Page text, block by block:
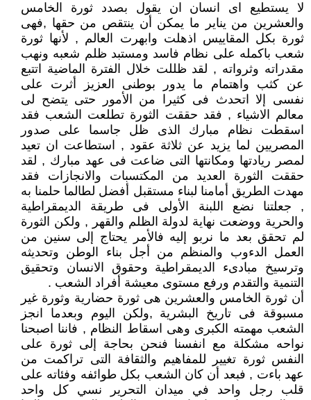
لا يستطيع اى انسان ان يقول بصدد ثورة الخامس
والعشرين من يناير ما يمكن أن ينتقص من حقها ,فهى
ثورة بكل المقاييس اذهلت وابهرت العالم , لأنها ثورة
شعب باكمله على نظام فاسد ومستبد ظلم شعبه ونهب
مقدراته وثرواته , لقد ظللت خلال الفترة الماضية اتتبع
عن كثب واهتمام ما يدور بوطنى العزيز أثرت على
نفسى إلا اتحدث فى كثيرا من الأمور حتى يتضح لى
معالم الاشياء , فقد حققت الثورة تطلعت الشعب فقد
اسقطت نظام مبارك الذى ظل جاسما على صدور
المصريين لما يزيد عن ثلاثة عقود , استطاعت ان تعيد
لمصر ريادتها ومكانتها التى ضاعت فى عهد مبارك , لقد
حققت الثورة العديد من المكتسبات والانجازات فقد
مهدت الطريق أمامنا لبناء مستقبل أفضل لطالما حلمنا به
, جعلتنا نضع اللبنة الأولى فى طريقة الديمقراطية
والحرية ووضعت نهاية لدولة الظلم والقهر , ولكن الثورة
لم تحقق بعد ما نربو إليه فالأمر يحتاج إلى سنين من
العمل الدءوب والمنظم من أجل بناء الوطن وتحديثه
وترسيخ مبادىء الديمقراطية وحقوق الانسان وتحقيق
التنمية والتقدم ورفع مستوى معيشة أفراد الشعب .
أن ثورة الخامس والعشرين هى ثورة حضارية وثورة غير
مسبوقة فى تاريخ البشرية ,ولكن اليوم وبعدما انجز
الشعب مهمته الكبرى وهى اسقاط النظام , فاننا اصبحنا
نواحه مشكلة مع انفسنا فنحن بحاجة إلى ثورة على
النفس ثورة تغيير للمفاهيم والثقافة التى تراكمت من
عهد باءت , فبعد أن كان الشعب بكل طوائفه وفئاته على
قلب رجل واحد في ميدان التحرير نسي كل واحد